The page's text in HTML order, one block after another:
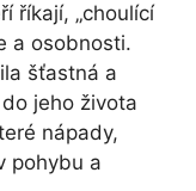
říkají, „choulící
a osobnosti.
šťastná a
jeho života
nápady,
pohybu a